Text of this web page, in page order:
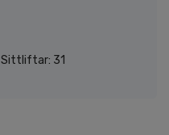
Sittliftar: 31